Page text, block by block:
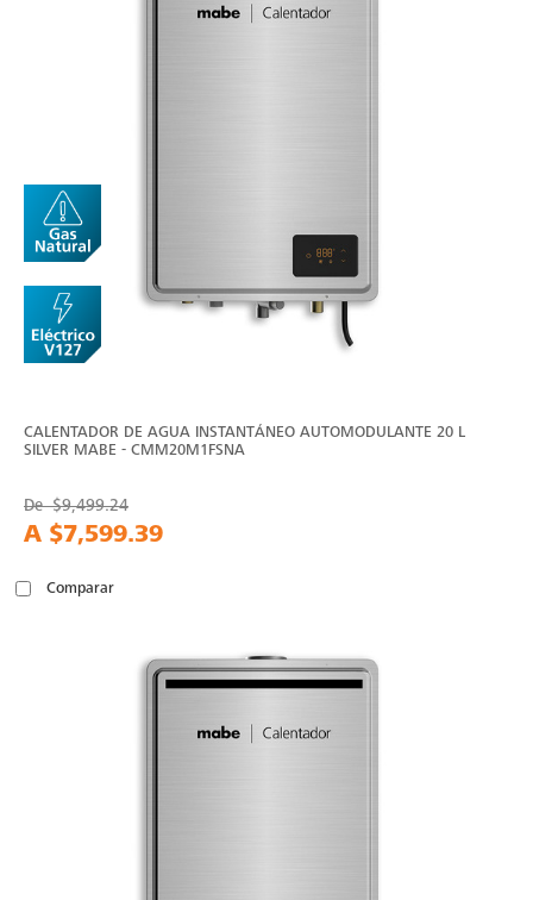
CALENTADOR DE AGUA INSTANTÁNEO AUTOMODULANTE 20 L
SILVER MABE - CMM20M1FSNA
De$9,499.24
A $7,599.39
Comparar